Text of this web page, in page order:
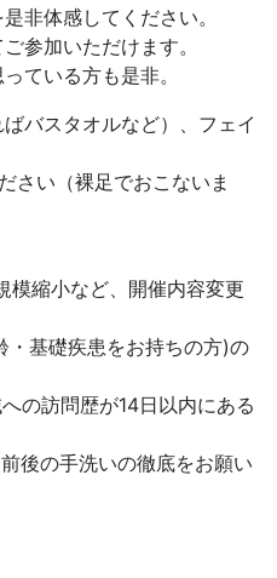
非体感してください。
参加いただけます。
ている方も是非。
バスタオルなど）、フェイ
さい（裸足でおこないま
模縮小など、開催内容変更
・基礎疾患をお持ちの方)の
の訪問歴が14日以内にある
後の手洗いの徹底をお願い